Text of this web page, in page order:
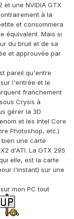
une NVIDIA GTX
à la
et consommera
équivalent. Mais si
du bruit et de sa
et approuvée par
pareil qu'entre
l'entrée et le
franchement
Crysis à
gérer la 3D
et les Intel Core
Photoshop, etc.)
bien une carte
d'ATI. La GTX 295
elle, est la carte
l'instant) sur une
mon PC tout